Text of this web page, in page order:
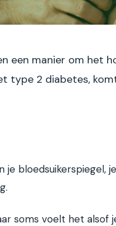
een manier om het
type 2 diabetes,
bloedsuikerspiegel,
soms voelt het alsof